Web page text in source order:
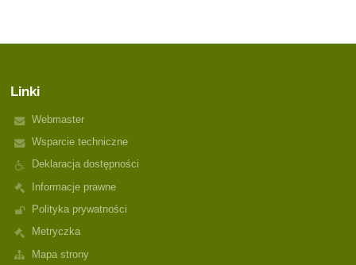
Linki
Webmaster
Wsparcie techniczne
Deklaracja dostępności
Informacje prawne
Polityka prywatności
Metryczka
Mapa strony